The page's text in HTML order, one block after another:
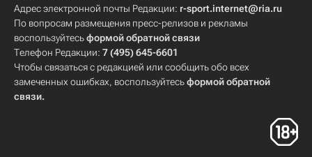
Адрес электронной почты Редакции: r-sport.internet@ria.ru
По вопросам размещения пресс-релизов и рекламы
воспользуйтесьформой обратной связи
Телефон Редакции: 7 (495) 645-6601
Чтобы связаться с редакцией или сообщить обо всех
замеченных ошибках, воспользуйтесьформой обратной
связи.